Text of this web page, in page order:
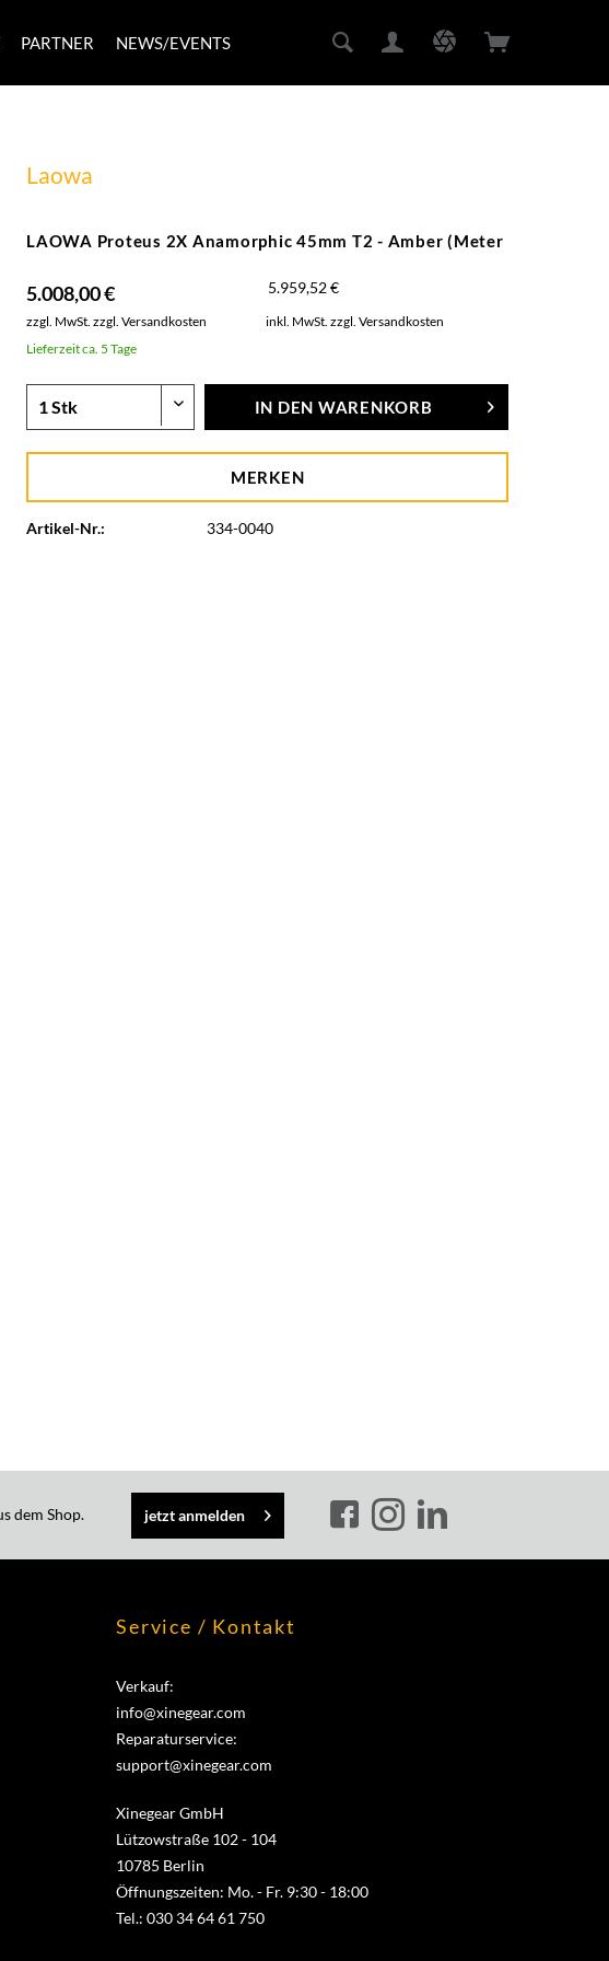
PARTNER NEWS/EVENTS
Laowa
LAOWA Proteus 2X Anamorphic 45mm T2 - Amber (Meter
5.008,00 € 5.959,52 €
zzgl. MwSt.zzgl. Versandkosten inkl. MwSt.zzgl. Versandkosten
Lieferzeit ca. 5 Tage
IN DEN WARENKORB
MERKEN
Artikel-Nr.: 334-0040
dem Shop. jetzt anmelden
Service / Kontakt
Verkauf:
info@xinegear.com
Reparaturservice:
support@xinegear.com
Xinegear GmbH
Lützowstraße 102 - 104
10785 Berlin
Öffnungszeiten: Mo. - Fr. 9:30 - 18:00
Tel.: 030 34 64 61 750